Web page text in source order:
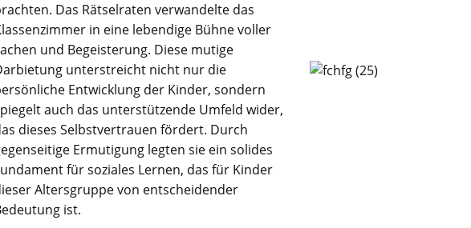
Das Rätselraten verwandelte das
in eine lebendige Bühne voller
und Begeisterung. Diese mutige
unterstreicht nicht nur die
Entwicklung der Kinder, sondern
auch das unterstützende Umfeld wider,
dieses Selbstvertrauen fördert. Durch
Ermutigung legten sie ein solides
für soziales Lernen, das für Kinder
Altersgruppe von entscheidender
ist.